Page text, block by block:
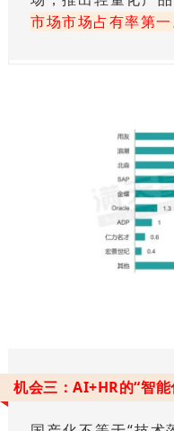
市场市场占有率第一
机会三：AI+HR的“智能